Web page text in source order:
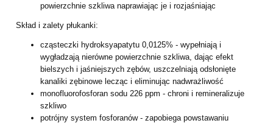
powierzchnie szkliwa naprawiając je i rozjaśniając
Skład i zalety płukanki:
cząsteczki hydroksyapatytu 0,0125% - wypełniają i
wygładzają nierówne powierzchnie szkliwa, dając efekt
bielszych i jaśniejszych zębów, uszczelniają odsłonięte
kanaliki zębinowe lecząc i eliminując nadwrażliwość
monofluorofosforan sodu 226 ppm - chroni i remineralizuje
szkliwo
potrójny system fosforanów - zapobiega powstawaniu